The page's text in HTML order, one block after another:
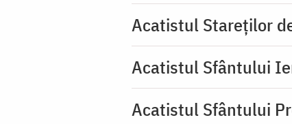
Acatistul Stareţilor
Acatistul Sfântului
Acatistul Sfântului